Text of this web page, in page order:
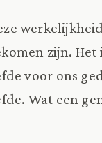
zijn.
voor ons
Wat een